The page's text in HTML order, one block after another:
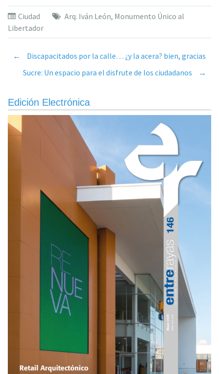
Ciudad Arq. Iván León, Monumento Único al
Libertador
Post
navigation
←
Discapacitados por la calle… ¿y la acera? bien, gracias
Sucre: Un espacio para el disfrute de los ciudadanos
→
Edición Electrónica